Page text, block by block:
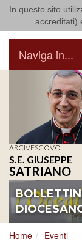
In questo sito
accreditati)
Naviga in...
ARCIVESCOVO
S.E. GIUSEPPE
SATRIANO
8/17/2026
Conferenza
Pugliese
Home Eventi